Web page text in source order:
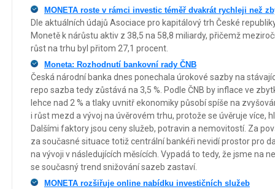
MONETA roste v rámci investic téměř dvakrát rychleji než
Dle aktuálních údajů Asociace pro kapitálový trh České
Monetě k nárůstu aktiv z 38,5 na 58,8 miliardy, přičemž
růst na trhu byl přitom 27,1 procent.
Moneta: Rozhodnutí bankovní rady ČNB
Česká národní banka dnes ponechala úrokové sazby na
repo sazba tedy zůstává na 3,5 %. Podle ČNB by inflace ve
lehce nad 2 % a tlaky uvnitř ekonomiky působí spíše na
i růst mezd a vývoj na úvěrovém trhu, protože se úvěruje více,
Dalšími faktory jsou ceny služeb, potravin a nemovitostí. Za
za současné situace totiž centrální bankéři nevidí prostor pro
na vývoji v následujících měsících. Vypadá to tedy, že jsme na
se současný trend snižování sazeb zastaví.
MONETA rozšiřuje online nabídku investičních služeb